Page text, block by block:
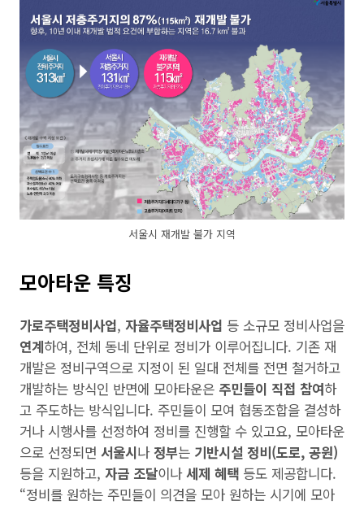
서울시 재개발 불가 지역
모아타운 특징
가로주택정비사업, 자율주택정비사업 등 소규모 정비사업을
연계하여, 전체 동네 단위로 정비가 이루어집니다. 기존 재
개발은 정비구역으로 지정이 된 일대 전체를 전면 철거하고
개발하는 방식인 반면에 모아타운은 주민들이 직접 참여하
고 주도하는 방식입니다. 주민들이 모여 협동조합을 결성하
거나 시행사를 선정하여 정비를 진행할 수 있고요, 모아타운
으로 선정되면 서울시나 정부는 기반시설 정비(도로, 공원)
등을 지원하고, 자금 조달이나세제 혜택 등도 제공합니다.
“정비를 원하는 주민들이 의견을 모아 원하는 시기에 모아